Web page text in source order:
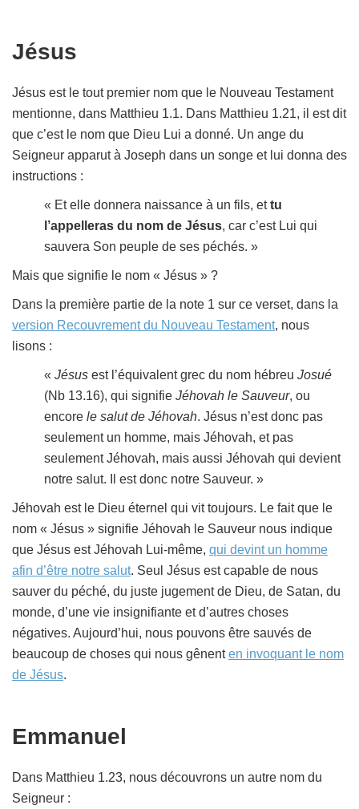
Jésus
Jésus est le tout premier nom que le Nouveau Testament
mentionne, dans Matthieu 1.1. Dans Matthieu 1.21, il est dit
que c’est le nom que Dieu Lui a donné. Un ange du
Seigneur apparut à Joseph dans un songe et lui donna des
instructions :
« Et elle donnera naissance à un fils, ettu
l’appelleras du nom de Jésus, car c’est Lui qui
sauvera Son peuple de ses péchés. »
Mais que signifie le nom « Jésus » ?
Dans la première partie de la note 1 sur ce verset, dans la
version Recouvrement du Nouveau Testament, nous
lisons :
« Jésus est l’équivalent grec du nom hébreu Josué
(Nb 13.16), qui signifie Jéhovah le Sauveur, ou
encore le salut de Jéhovah. Jésus n’est donc pas
seulement un homme, mais Jéhovah, et pas
seulement Jéhovah, mais aussi Jéhovah qui devient
notre salut. Il est donc notre Sauveur. »
Jéhovah est le Dieu éternel qui vit toujours. Le fait que le
nom « Jésus » signifie Jéhovah le Sauveur nous indique
que Jésus est Jéhovah Lui-même, qui devint un homme
afin d’être notre salut. Seul Jésus est capable de nous
sauver du péché, du juste jugement de Dieu, de Satan, du
monde, d’une vie insignifiante et d’autres choses
négatives. Aujourd’hui, nous pouvons être sauvés de
beaucoup de choses qui nous gênenten invoquant le nom
de Jésus.
Emmanuel
Dans Matthieu 1.23, nous découvrons un autre nom du
Seigneur :